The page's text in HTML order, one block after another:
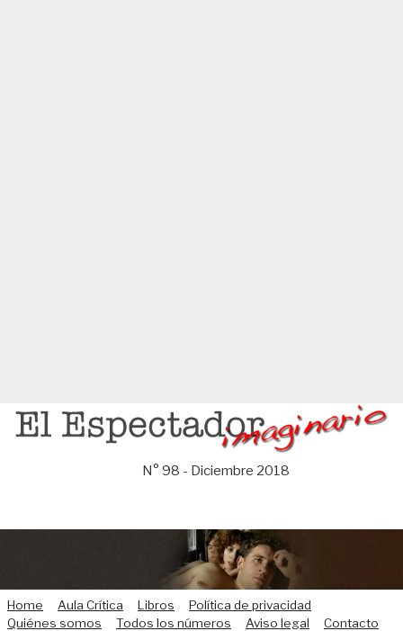
Saltar
N° 98 - Diciembre 2018
Home Aula Crítica Libros
Política de privacidad
Quiénes somos
Todos los números Aviso legal Contacto